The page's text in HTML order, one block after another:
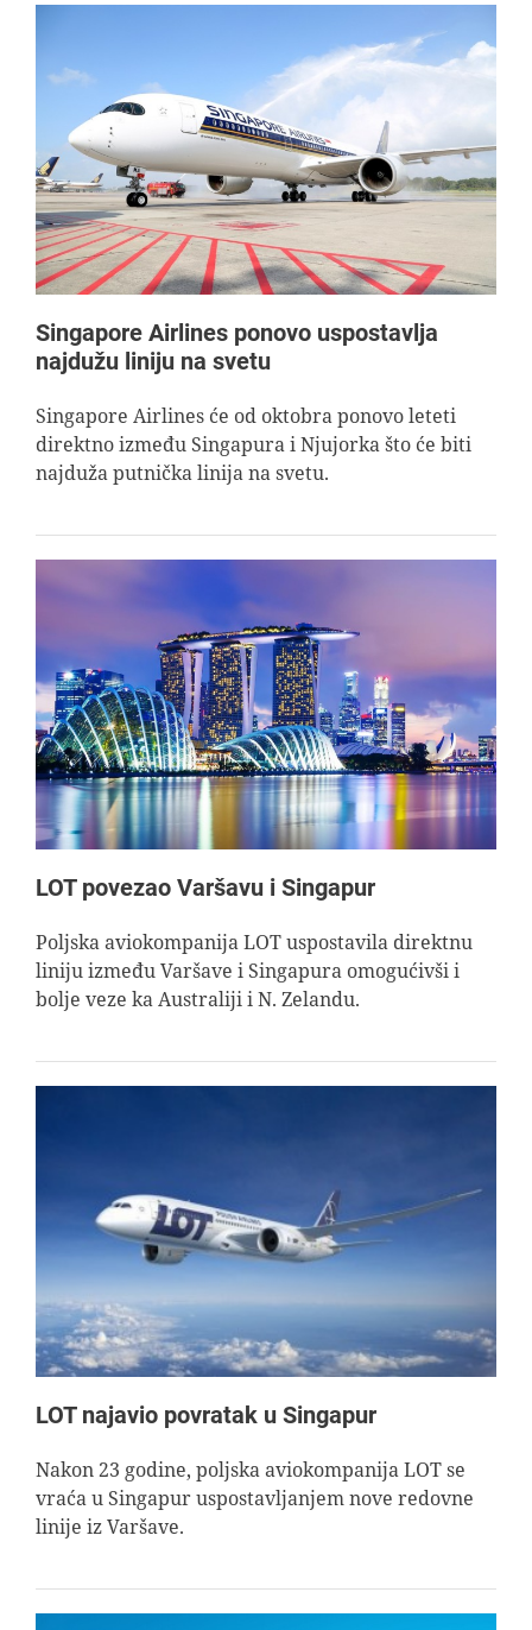
Singapore Airlines ponovo uspostavlja
najdužu liniju na svetu
Singapore Airlines će od oktobra ponovo leteti
direktno između Singapura i Njujorka što će biti
najduža putnička linija na svetu.
LOT povezao Varšavu i Singapur
Poljska aviokompanija LOT uspostavila direktnu
liniju između Varšave i Singapura omogućivši i
bolje veze ka Australiji i N. Zelandu.
LOT najavio povratak u Singapur
Nakon 23 godine, poljska aviokompanija LOT se
vraća u Singapur uspostavljanjem nove redovne
linije iz Varšave.